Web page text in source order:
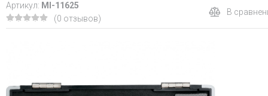
Артикул: MI-11625
(0 отзывов)
В